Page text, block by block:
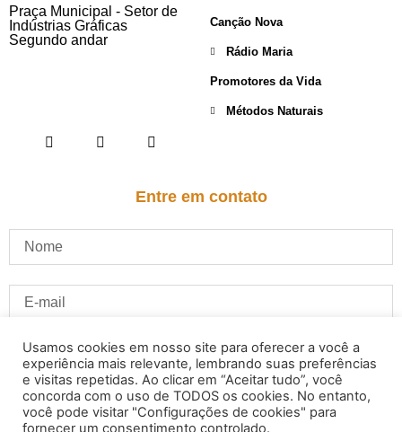
Praça Municipal - Setor de
Indústrias Gráficas
Segundo andar
Canção Nova
Rádio Maria
Promotores da Vida
Métodos Naturais
Entre em contato
Usamos cookies em nosso site para oferecer a você a
experiência mais relevante, lembrando suas preferências
e visitas repetidas. Ao clicar em “Aceitar tudo”, você
concorda com o uso de TODOS os cookies. No entanto,
você pode visitar "Configurações de cookies" para
fornecer um consentimento controlado.